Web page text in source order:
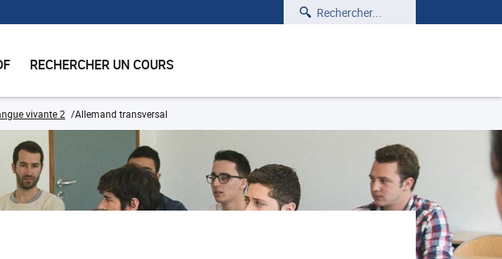
Rechercher
RECHERCHER UN COURS
vivante 2 Allemand transversal